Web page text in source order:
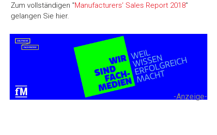
Zum vollständigen "Manufacturers’ Sales Report 2018"
gelangen Sie hier.
-Anzeige-